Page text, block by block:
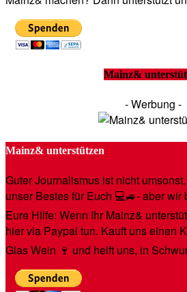
Mainz&
- Werbung -
Mainz& unterstützen
Guter Journalismus ist nicht
unser Bestes für Euch 💻🚙- aber wir
Eure Hilfe: Wenn Ihr Mainz&
hier via Paypal tun. Kauft uns einen
Glas Wein 🍷 und helft uns, in